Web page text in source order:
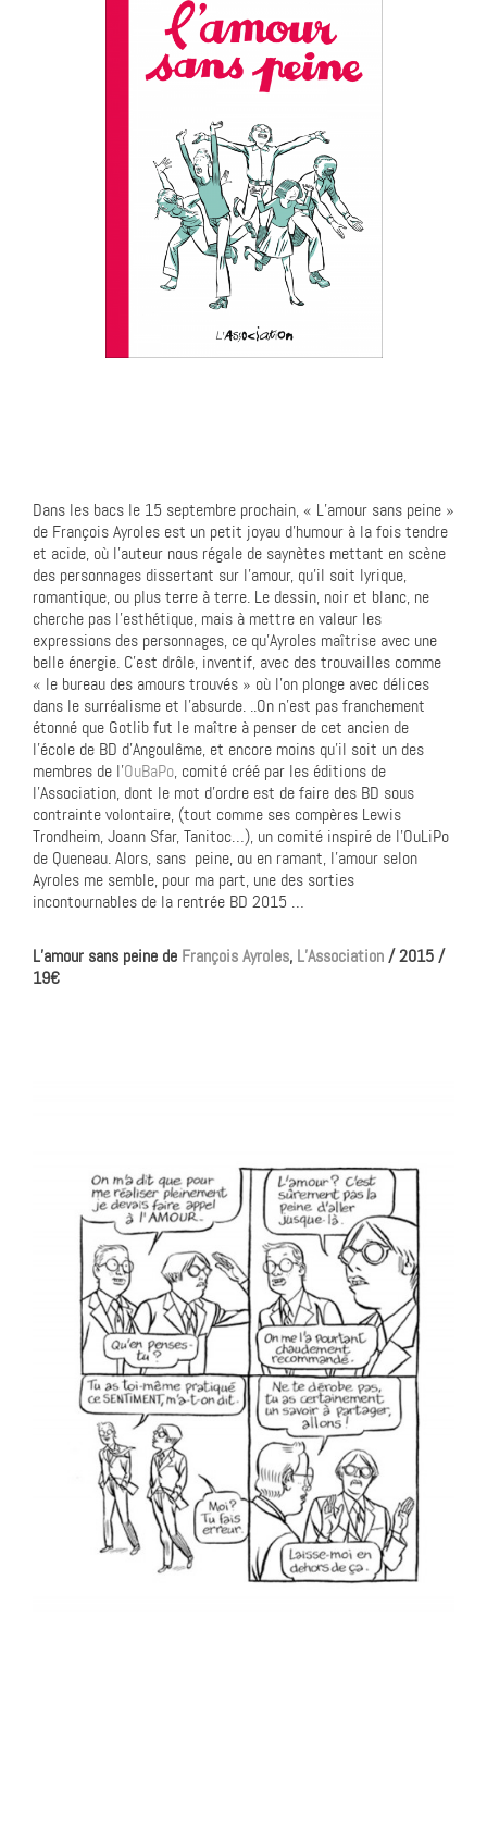
Dans les bacs le 15 septembre prochain, « L’amour sans peine »
de François Ayroles est un petit joyau d’humour à la fois tendre
et acide, où l’auteur nous régale de saynètes mettant en scène
des personnages dissertant sur l’amour, qu’il soit lyrique,
romantique, ou plus terre à terre. Le dessin, noir et blanc, ne
cherche pas l’esthétique, mais à mettre en valeur les
expressions des personnages, ce qu’Ayroles maîtrise avec une
belle énergie. C’est drôle, inventif, avec des trouvailles comme
« le bureau des amours trouvés » où l’on plonge avec délices
dans le surréalisme et l’absurde. ..On n’est pas franchement
étonné que Gotlib fut le maître à penser de cet ancien de
l’école de BD d’Angoulême, et encore moins qu’il soit un des
membres de l’OuBaPo, comité créé par les éditions de
l’Association, dont le mot d’ordre est de faire des BD sous
contrainte volontaire, (tout comme ses compères Lewis
Trondheim, Joann Sfar, Tanitoc…), un comité inspiré de l’OuLiPo
de Queneau. Alors, sans peine, ou en ramant, l’amour selon
Ayroles me semble, pour ma part, une des sorties
incontournables de la rentrée BD 2015 …
L’amour sans peine de François Ayroles, L’Association/ 2015 /
19€